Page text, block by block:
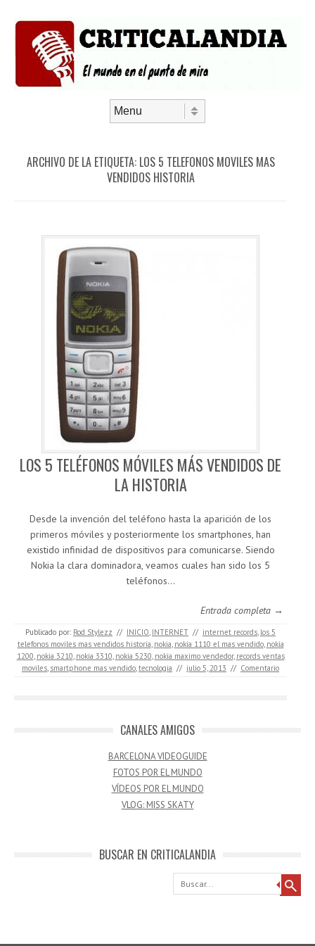
ARCHIVO DE LA ETIQUETA: LOS 5 TELEFONOS MOVILES MAS
VENDIDOS HISTORIA
LOS 5 TELÉFONOS MÓVILES MÁS VENDIDOS DE
LA HISTORIA
Desde la invención del teléfono hasta la aparición de los
primeros móviles y posteriormente los smartphones, han
existido infinidad de dispositivos para comunicarse. Siendo
Nokia la clara dominadora, veamos cuales han sido los 5
teléfonos…
Entrada completa →
Publicado por: Rod Stylezz // INICIO, INTERNET // internet records, los 5
telefonos moviles mas vendidos historia, nokia, nokia 1110 el mas vendido, nokia
1200, nokia 3210, nokia 3310, nokia 5230, nokia maximo vendedor, records ventas
moviles, smartphone mas vendido,tecnologia // julio 5, 2013 // Comentario
CANALES AMIGOS
BARCELONA VIDEOGUIDE
FOTOS POR EL MUNDO
VÍDEOS POR EL MUNDO
VLOG: MISS SKATY
BUSCAR EN CRITICALANDIA
Buscar